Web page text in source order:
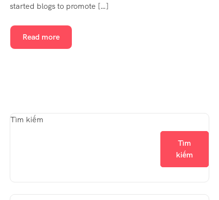
started blogs to promote […]
Read more
Tìm kiếm
Tìm
kiếm